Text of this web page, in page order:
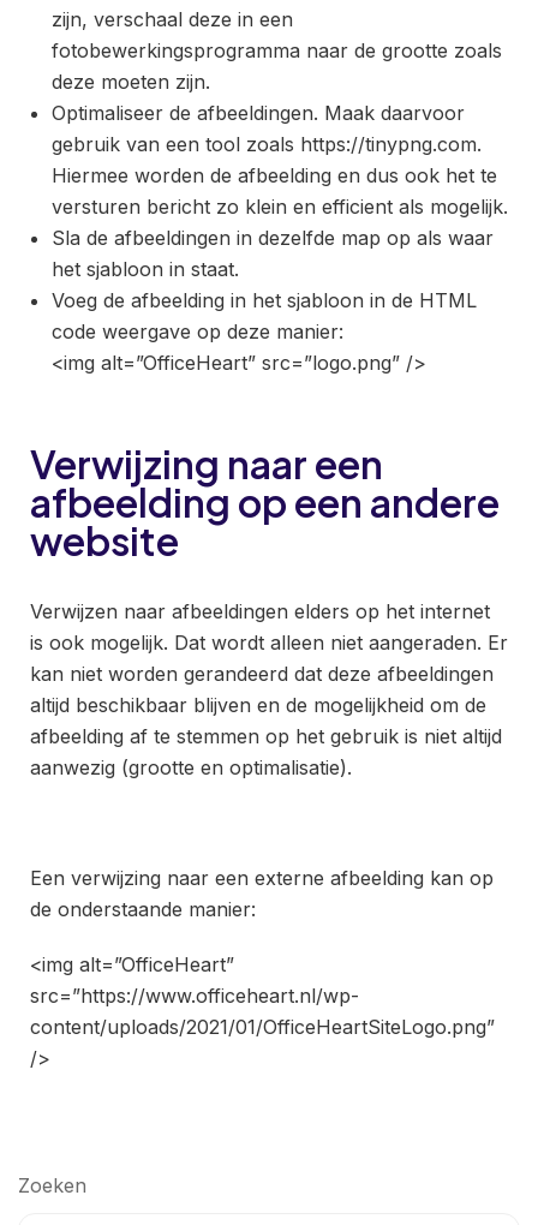
zijn, verschaal deze in een
fotobewerkingsprogramma naar de grootte zoals
deze moeten zijn.
Optimaliseer de afbeeldingen. Maak daarvoor
gebruik van een tool zoals https://tinypng.com.
Hiermee worden de afbeelding en dus ook het te
versturen bericht zo klein en efficient als mogelijk.
Sla de afbeeldingen in dezelfde map op als waar
het sjabloon in staat.
Voeg de afbeelding in het sjabloon in de HTML
code weergave op deze manier:
<img alt=”OfficeHeart” src=”logo.png” />
Verwijzing naar een
afbeelding op een andere
website
Verwijzen naar afbeeldingen elders op het internet
is ook mogelijk. Dat wordt alleen niet aangeraden. Er
kan niet worden gerandeerd dat deze afbeeldingen
altijd beschikbaar blijven en de mogelijkheid om de
afbeelding af te stemmen op het gebruik is niet altijd
aanwezig (grootte en optimalisatie).
Een verwijzing naar een externe afbeelding kan op
de onderstaande manier:
<img alt=”OfficeHeart”
src=”https://www.officeheart.nl/wp-
content/uploads/2021/01/OfficeHeartSiteLogo.png”
/>
Zoeken